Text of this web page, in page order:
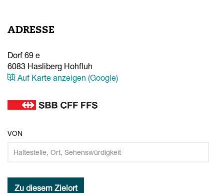
ADRESSE
Dorf 69 e
6083 Hasliberg Hohfluh
Auf Karte anzeigen (Google)
VON
Zu diesem Zielort